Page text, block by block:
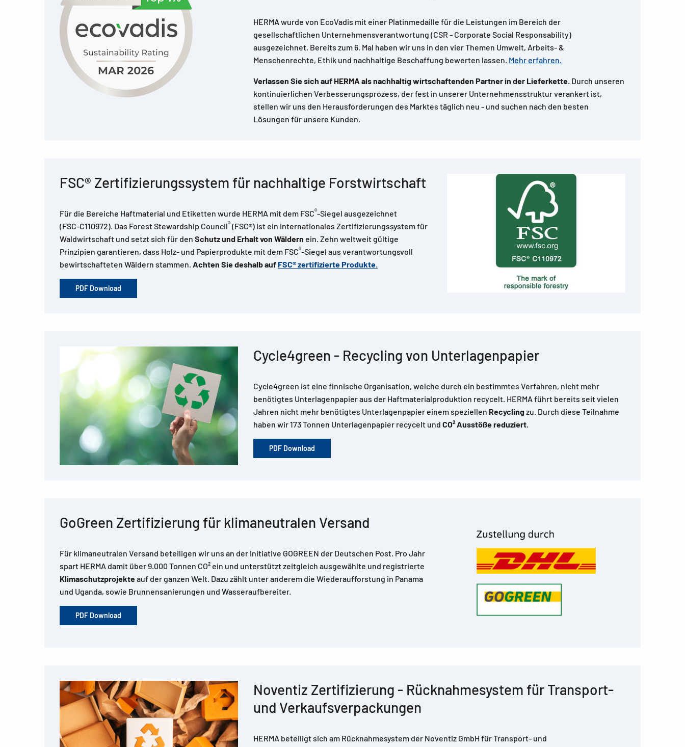
HERMA wurde von EcoVadis mit einer Platinmedaille für die Leistungen im Bereich der
gesellschaftlichen Unternehmensverantwortung (CSR - Corporate Social Responsability)
ausgezeichnet. Bereits zum 6. Mal haben wir uns in den vier Themen Umwelt, Arbeits- &
Menschenrechte, Ethik und nachhaltige Beschaffung bewerten lassen. Mehr erfahren.
Verlassen Sie sich auf HERMA als nachhaltig wirtschaftenden Partner in der Lieferkette. Durch unseren
kontinuierlichen Verbesserungsprozess, der fest in unserer Unternehmensstruktur verankert ist,
stellen wir uns den Herausforderungen des Marktes täglich neu - und suchen nach den besten
Lösungen für unsere Kunden.
FSC® Zertifizierungssystem für nachhaltige Forstwirtschaft
Für die Bereiche Haftmaterial und Etiketten wurde HERMA mit dem FSC®-Siegel ausgezeichnet
(FSC-C110972). Das Forest Stewardship Council® (FSC®) ist ein internationales Zertifizierungssystem für
Waldwirtschaft und setzt sich für den Schutz und Erhalt von Wäldern ein. Zehn weltweit gültige
Prinzipien garantieren, dass Holz- und Papierprodukte mit dem FSC®-Siegel aus verantwortungsvoll
bewirtschafteten Wäldern stammen. Achten Sie deshalb auf FSC® zertifizierte Produkte.
PDF Download
Cycle4green - Recycling von Unterlagenpapier
Cycle4green ist eine finnische Organisation, welche durch ein bestimmtes Verfahren, nicht mehr
benötigtes Unterlagenpapier aus der Haftmaterialproduktion recycelt. HERMA führt bereits seit vielen
Jahren nicht mehr benötigtes Unterlagenpapier einem speziellen Recyclingzu. Durch diese Teilnahme
haben wir 173 Tonnen Unterlagenpapier recycelt und CO² Ausstöße reduziert
PDF Download
GoGreen Zertifizierung für klimaneutralen Versand
Für klimaneutralen Versand beteiligen wir uns an der Initiative GOGREEN der Deutschen Post. Pro Jahr
spart HERMA damit über 9.000 Tonnen CO² ein und unterstützt zeitgleich ausgewählte und registrierte
Klimaschutzprojekteauf der ganzen Welt. Dazu zählt unter anderem die Wiederaufforstung in Panama
und Uganda, sowie Brunnensanierungen und Wasseraufbereiter.
PDF Download
Noventiz Zertifizierung - Rücknahmesystem für Transport-
und Verkaufsverpackungen
HERMA beteiligt sich am Rücknahmesystem der Noventiz GmbH für Transport- und